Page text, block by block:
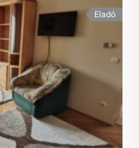
Eladó